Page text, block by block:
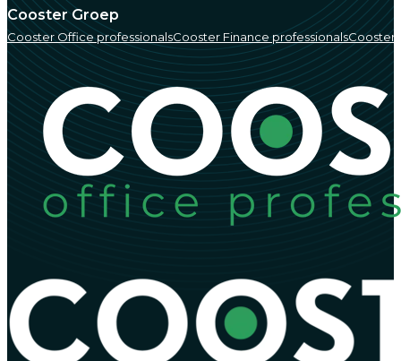
Cooster Groep
Cooster Office professionalsCooster Finance professionalsCooster